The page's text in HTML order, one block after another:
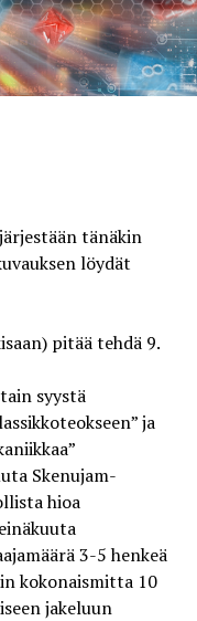
tänäkin
löydät
pitää tehdä 9.
syystä
ja
Skenujam-
hioa
3-5 henkeä
kokonaismitta 10
jakeluun